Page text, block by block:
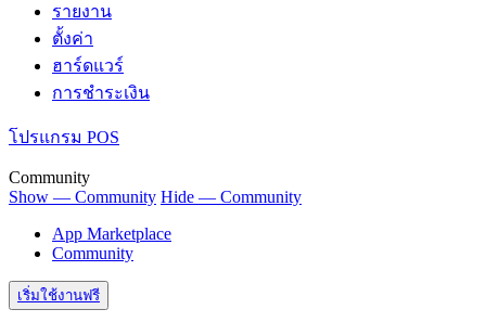
รายงาน
ตั้งค่า
ฮาร์ดแวร์
การชำระเงิน
โปรแกรม POS
Community
Show — Community Hide — Community
App Marketplace
Community
เริ่มใช้งานฟรี